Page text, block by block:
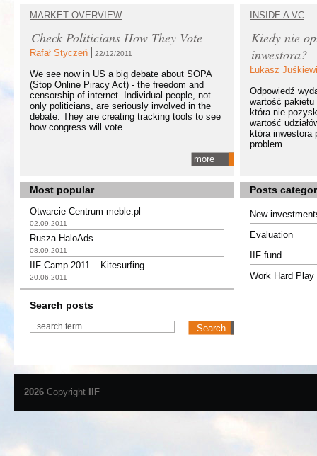
MARKET OVERVIEW
Check Politicians How They Vote
Rafał Styczeń 22/12/2011
We see now in US a big debate about SOPA
(Stop Online Piracy Act) - the freedom and
censorship of internet. Individual people, not
only politicians, are seriously involved in the
debate. They are creating tracking tools to see
how congress will vote....
more
INSIDE A VC
Kiedy nie
inwestora?
Łukasz
Odpowiedź
wartość pakietu
która nie
wartość
która inwestora
problem...
Most popular Posts
Otwarcie Centrum meble.pl
02.09.2011
Rusza HaloAds
08.09.2011
IIF Camp 2011 – Kitesurfing
20.06.2011
New
Evaluation
IIF fund
Work Hard Play
Search posts
2026 Copyright IIF